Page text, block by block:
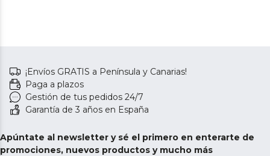
¡Envíos GRATIS a Península y Canarias!
Paga a plazos
Gestión de tus pedidos 24/7
Garantía de 3 años en España
Apúntate al newsletter y sé el primero en enterarte de
promociones, nuevos productos y mucho más